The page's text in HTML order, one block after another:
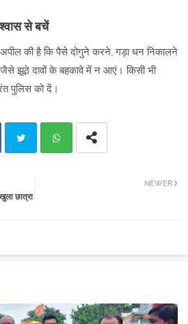
से बचें
की है कि पैसे दोगुने करने, गड़ा धन निकालने
झूठे दावों के बहकावे में न आएं। किसी भी
पुलिस को दें।
tter
NEWER
छात्रा